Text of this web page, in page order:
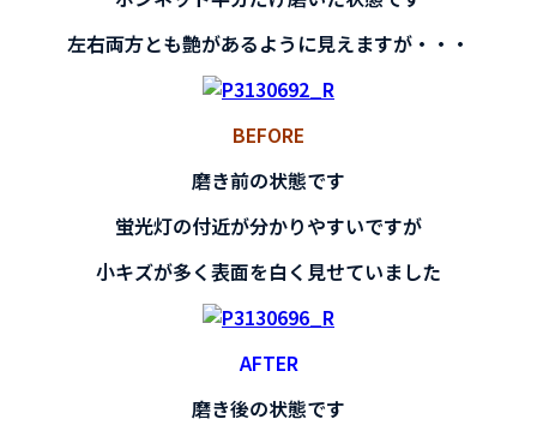
左右両方とも艶があるように見えますが・・・
BEFORE
磨き前の状態です
蛍光灯の付近が分かりやすいですが
小キズが多く表面を白く見せていました
AFTER
磨き後の状態です